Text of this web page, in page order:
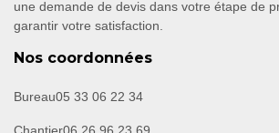
une demande de devis dans votre étape de
garantir votre satisfaction.
Nos coordonnées
Bureau05 33 06 22 34